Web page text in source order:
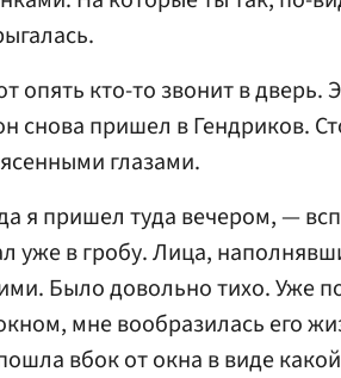
опять кто-то звонит в
снова пришел в Гендриков.
глазами.
я пришел туда вечером, —
уже в гробу. Лица,
Было довольно тихо. Уже
мне вообразилась его
вбок от окна в виде